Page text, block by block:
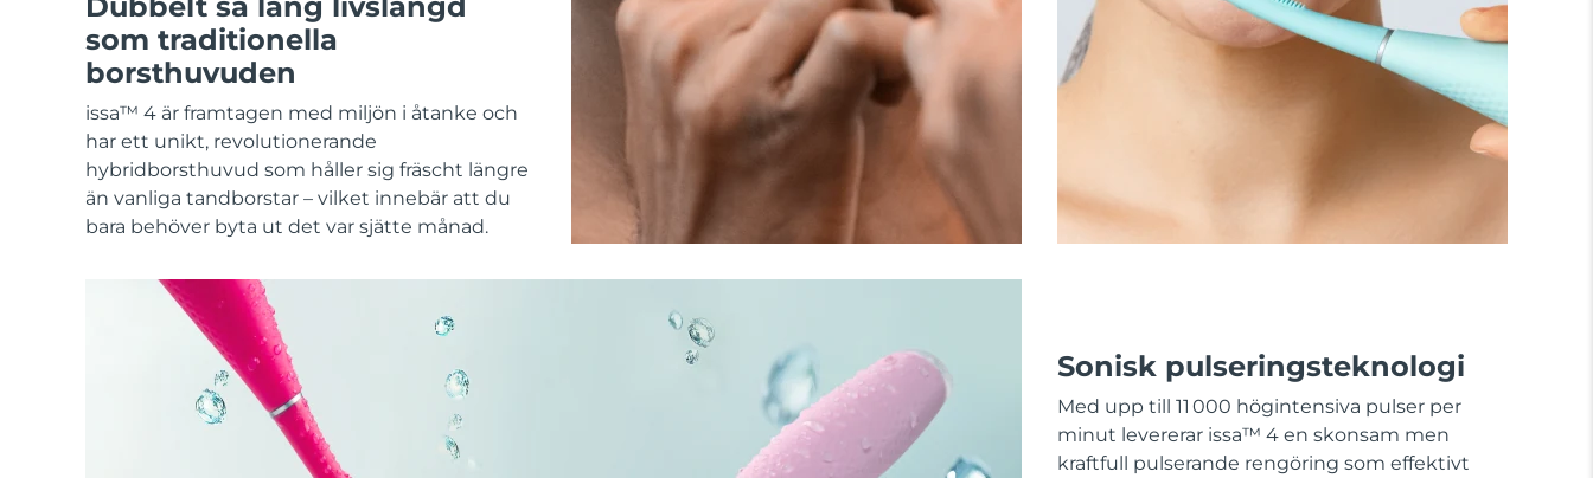
Dubbelt så lång livslängd
som traditionella
borsthuvuden
issa™ 4 är framtagen med miljön i åtanke och
har ett unikt, revolutionerande
hybridborsthuvud som håller sig fräscht längre
än vanliga tandborstar – vilket innebär att du
bara behöver byta ut det var sjätte månad.
Sonisk pulseringsteknologi
Med upp till 11 000 högintensiva pulser per
minut levererar issa™ 4 en skonsam men
kraftfull pulserande rengöring som effektivt
All acne treatment devices
All revitalizing eye massagers
KIWI™-hudvård
Advanced pore care essentials
Serum
For healthy hair
issa™ Teeth Whitening Gel
18% PAP
Kosmetika
Man
Handla allt